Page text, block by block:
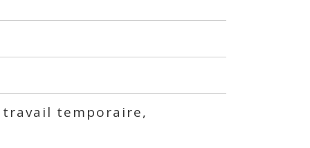
travail temporaire,